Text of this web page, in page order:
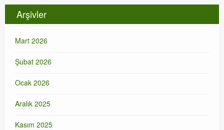
Arşivler
Mart 2026
Şubat 2026
Ocak 2026
Aralık 2025
Kasım 2025